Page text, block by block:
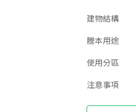
建物結構
謄本用途
使用分區
注意事項